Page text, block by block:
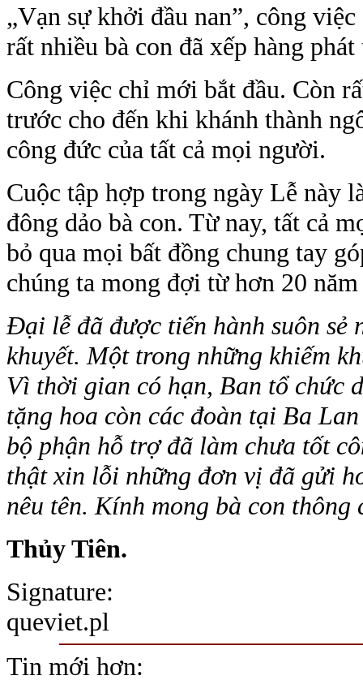
„Vạn sự khởi đầu nan”, công
rất nhiều bà con đã xếp hàng
Công việc chỉ mới bắt đầu. Còn
trước cho đến khi khánh thành
công đức của tất cả mọi người.
Cuộc tập hợp trong ngày Lễ này
đông dảo bà con. Từ nay, tất cả
bỏ qua mọi bất đồng chung tay
chúng ta mong đợi từ hơn 20 năm
Đại lễ đã được tiến hành suôn sẻ
khuyết. Một trong những khiếm
Vì thời gian có hạn, Ban tổ chức
tặng hoa còn các đoàn tại Ba
bộ phận hỗ trợ đã làm chưa tốt
thật xin lỗi những đơn vị đã gửi
nêu tên. Kính mong bà con thông
Thủy Tiên.
Signature:
queviet.pl
Tin mới hơn: